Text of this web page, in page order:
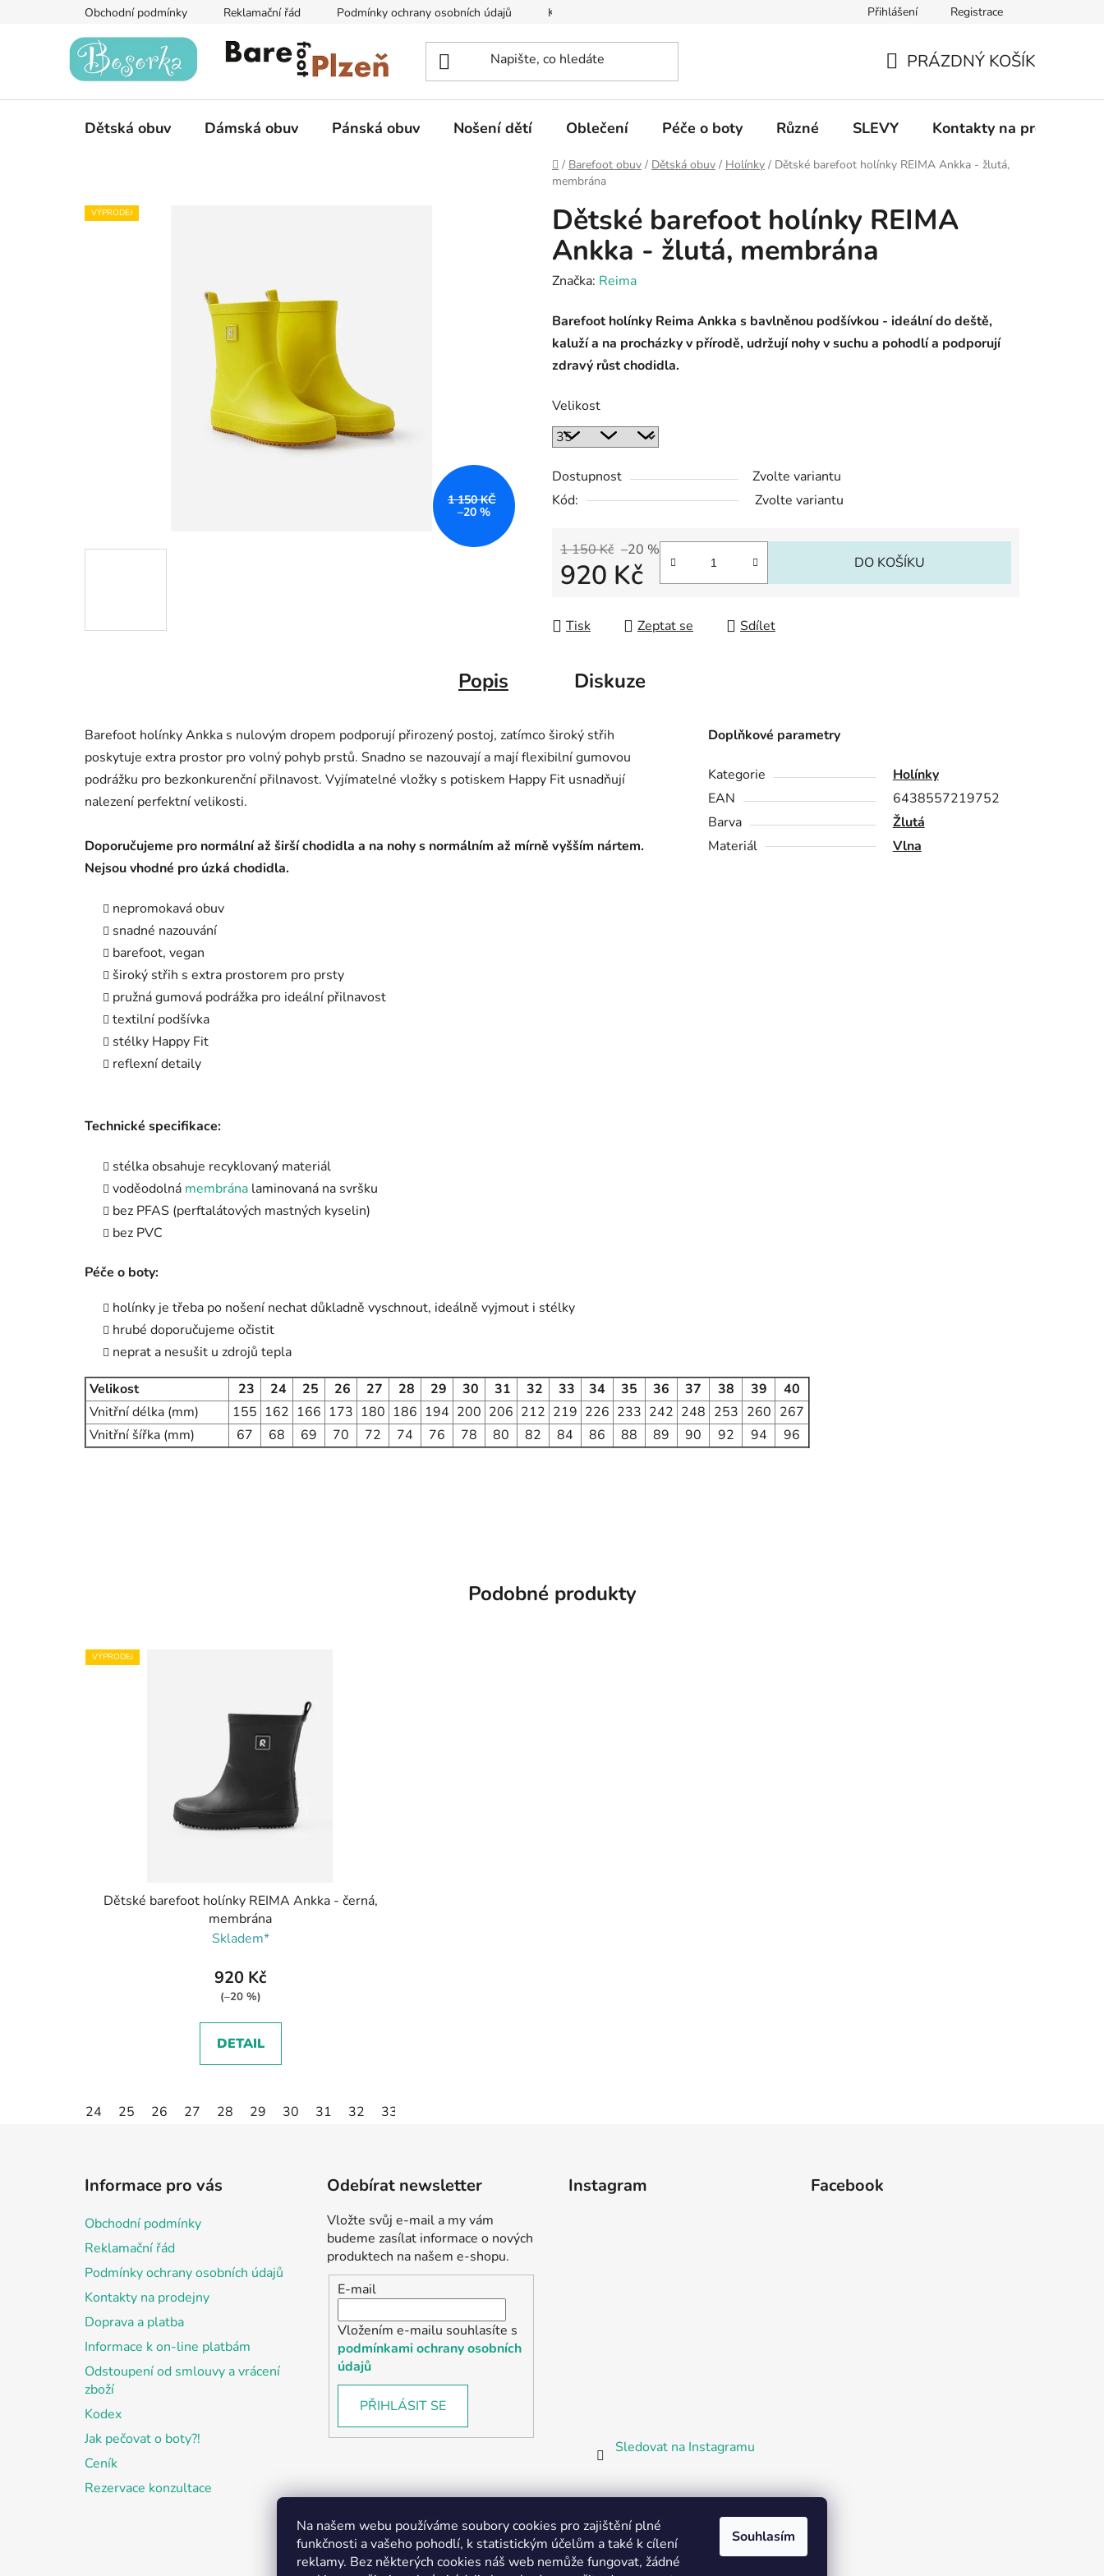
Na našem webu používáme soubory cookies pro zajištění plné
funkčnosti a vašeho pohodlí, k statistickým účelům a také k cílení
reklamy. Bez některých cookies náš web nemůže fungovat, žádné
Souhlasím
Obchodní podmínky Reklamační řád Podmínky ochrany osobních údajů Kontakty na prodejny Informace k on-line platbám Odstoupení od
Přihlášení Registrace
KOŠÍK
PRÁZDNÝ KOŠÍK
Dětská obuv Dámská obuv Pánská obuv Nošení dětí Oblečení Péče o boty Různé SLEVY Kontakty na prodejny
Domů
/ Barefoot obuv / Dětská obuv / Holínky / Dětské barefoot holínky REIMA Ankka - žlutá,
membrána
Dětské barefoot holínky REIMA
Ankka - žlutá, membrána
Značka: Reima
Barefoot holínky Reima Ankka s bavlněnou podšívkou - ideální do deště,
kaluží a na procházky v přírodě, udržují nohy v suchu a pohodlí a podporují
zdravý růst chodidla.
Velikost
Dostupnost
Zvolte variantu
Kód:
Zvolte variantu
1 150 Kč –20 %
920 Kč DO KOŠÍKU
Tisk Zeptat se Sdílet
VÝPRODEJ
1 150 KČ
–20 %
Popis Diskuze
Barefoot holínky Ankka s nulovým dropem podporují přirozený postoj, zatímco široký střih
poskytuje extra prostor pro volný pohyb prstů. Snadno se nazouvají a mají flexibilní gumovou
podrážku pro bezkonkurenční přilnavost. Vyjímatelné vložky s potiskem Happy Fit usnadňují
nalezení perfektní velikosti.
Doporučujeme pro normální až širší chodidla a na nohy s normálním až mírně vyšším nártem.
Nejsou vhodné pro úzká chodidla.
nepromokavá obuv
snadné nazouvání
barefoot, vegan
široký střih s extra prostorem pro prsty
pružná gumová podrážka pro ideální přilnavost
textilní podšívka
stélky Happy Fit
reflexní detaily
Technické specifikace:
stélka obsahuje recyklovaný materiál
voděodolná membrána laminovaná na svršku
bez PFAS (perftalátových mastných kyselin)
bez PVC
Péče o boty:
holínky je třeba po nošení nechat důkladně vyschnout, ideálně vyjmout i stélky
hrubé doporučujeme očistit
neprat a nesušit u zdrojů tepla
Velikost 23 24 25 26 27 28 29 30 31 32 33 34 35 36 37 38 39
40
Vnitřní délka (mm)
155 162 166 173 180 186 194 200 206 212 219 226 233 242 248 253 260 267
Vnitřní šířka (mm)
67 68 69 70 72 74 76 78 80 82 84 86 88 89 90 92 94 96
Doplňkové parametry
Kategorie
Holínky
EAN
6438557219752
Barva
Žlutá
Materiál
Vlna
Podobné produkty
VÝPRODEJ
Dětské barefoot holínky REIMA Ankka - černá,
membrána
Skladem*
920 Kč
(–20 %)
DETAIL
24 25 26 27 28 29 30 31 32 33
Informace pro vás
Obchodní podmínky
Reklamační řád
Podmínky ochrany osobních údajů
Kontakty na prodejny
Doprava a platba
Informace k on-line platbám
Odstoupení od smlouvy a vrácení
zboží
Kodex
Jak pečovat o boty?!
Ceník
Rezervace konzultace
Odebírat newsletter
Vložte svůj e-mail a my vám
budeme zasílat informace o nových
produktech na našem e-shopu.
E-mail
Vložením e-mailu souhlasíte s
podmínkami ochrany osobních
údajů
PŘIHLÁSIT SE
Instagram
Sledovat na Instagramu
Facebook